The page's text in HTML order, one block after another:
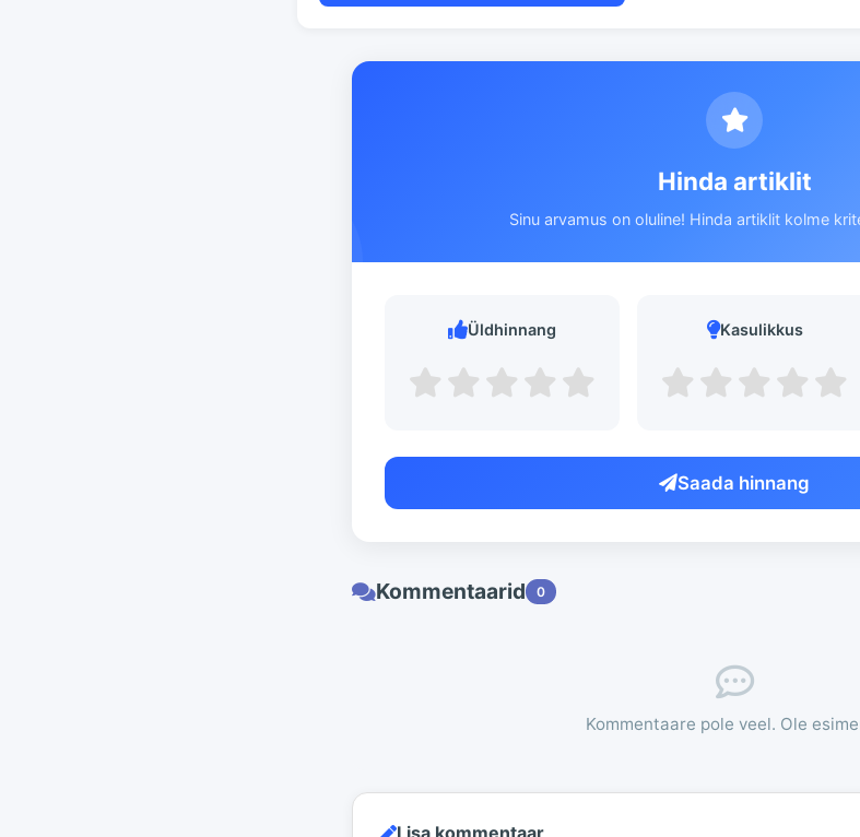
Hinda artiklit
Sinu arvamus on oluline! Hinda artiklit kolme
Üldhinnang Kasulikkus
Saada hinnang
Kommentaarid 0
Kommentaare pole veel. Ole
Lisa kommentaar